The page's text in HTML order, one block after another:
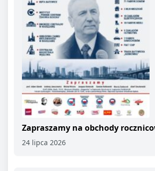
Zapraszamy na obchody
24 lipca 2026